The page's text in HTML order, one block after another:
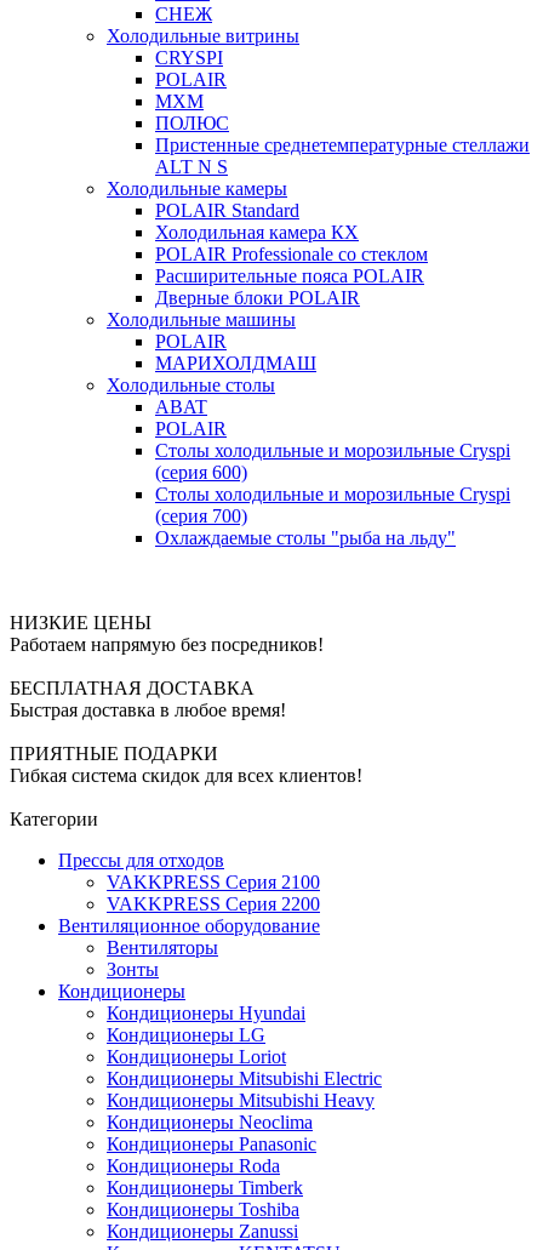
СНЕЖ
Холодильные витрины
CRYSPI
POLAIR
МХМ
ПОЛЮС
Пристенные среднетемпературные стеллажи
ALT N S
Холодильные камеры
POLAIR Standard
Холодильная камера КХ
POLAIR Professionale со стеклом
Расширительные пояса POLAIR
Дверные блоки POLAIR
Холодильные машины
POLAIR
МАРИХОЛДМАШ
Холодильные столы
ABAT
POLAIR
Столы холодильные и морозильные Cryspi
(серия 600)
Столы холодильные и морозильные Cryspi
(серия 700)
Охлаждаемые столы "рыба на льду"
НИЗКИЕ ЦЕНЫ
Работаем напрямую без посредников!
БЕСПЛАТНАЯ ДОСТАВКА
Быстрая доставка в любое время!
ПРИЯТНЫЕ ПОДАРКИ
Гибкая система скидок для всех клиентов!
Категории
Прессы для отходов
VAKKPRESS Серия 2100
VAKKPRESS Серия 2200
Вентиляционное оборудование
Вентиляторы
Зонты
Кондиционеры
Кондиционеры Hyundai
Кондиционеры LG
Кондиционеры Loriot
Кондиционеры Mitsubishi Electric
Кондиционеры Mitsubishi Heavy
Кондиционеры Neoclima
Кондиционеры Panasonic
Кондиционеры Roda
Кондиционеры Timberk
Кондиционеры Toshiba
Кондиционеры Zanussi